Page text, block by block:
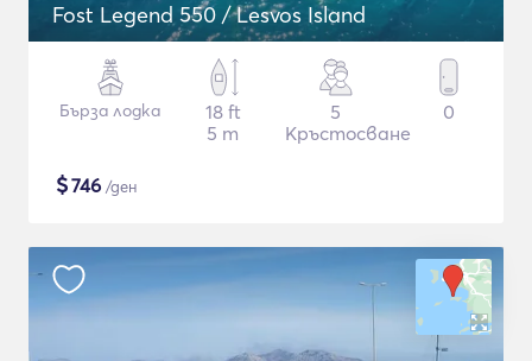
Fost Legend 550 / Lesvos Island
Бърза лодка
18 ft
5 m
5
Кръстосване
0
$746 /ден